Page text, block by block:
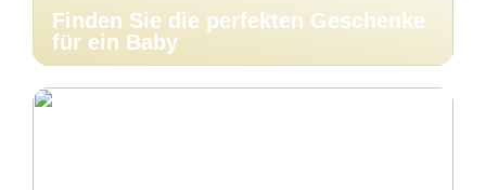
Finden Sie die perfekten Geschenke
für ein Baby